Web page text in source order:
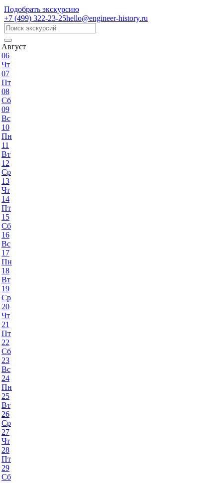
Подобрать экскурсию
+7 (499) 322-23-25hello@engineer-history.ru
Август
06
Чт
07
Пт
08
Сб
09
Вс
10
Пн
11
Вт
12
Ср
13
Чт
14
Пт
15
Сб
16
Вс
17
Пн
18
Вт
19
Ср
20
Чт
21
Пт
22
Сб
23
Вс
24
Пн
25
Вт
26
Ср
27
Чт
28
Пт
29
Сб